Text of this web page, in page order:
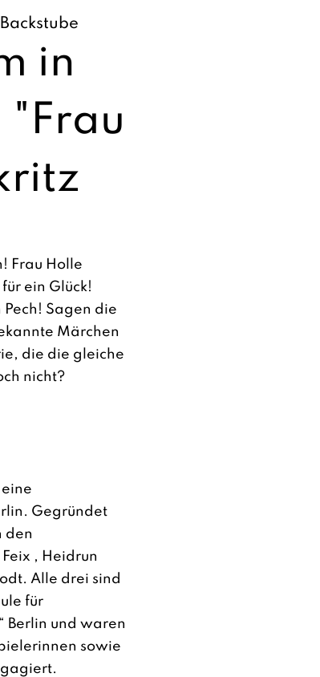
in
"Frau
Frau Holle
ein Glück!
Sagen die
Märchen
die die gleiche
nicht?
Gegründet
den
, Heidrun
Alle drei sind
für
Berlin und waren
sowie